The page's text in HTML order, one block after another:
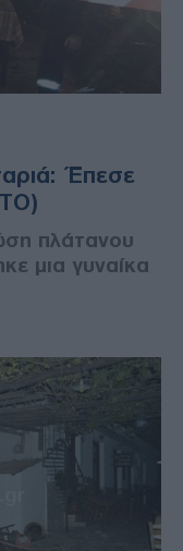
Έπεσε
πλάτανου
μια γυναίκα